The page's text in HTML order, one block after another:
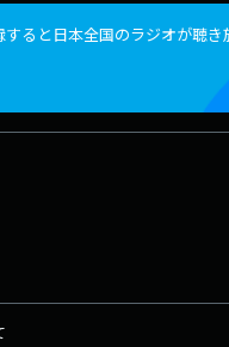
ると日本全国のラジオが聴き